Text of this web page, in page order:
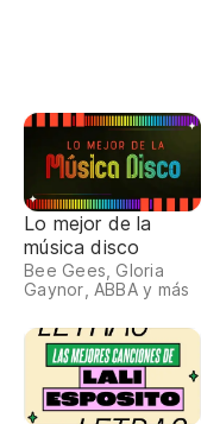
Lo mejor de la
música disco
Bee Gees, Gloria
Gaynor, ABBA y más